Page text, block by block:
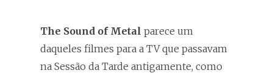
The Sound of Metal parece um
daqueles filmes para a TV que passavam
na Sessão da Tarde antigamente, como